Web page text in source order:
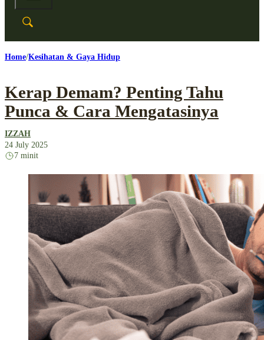
Home Kesihatan & Gaya Hidup
Kerap Demam? Penting Tahu
Punca & Cara Mengatasinya
IZZAH
24 July 2025
7 minit